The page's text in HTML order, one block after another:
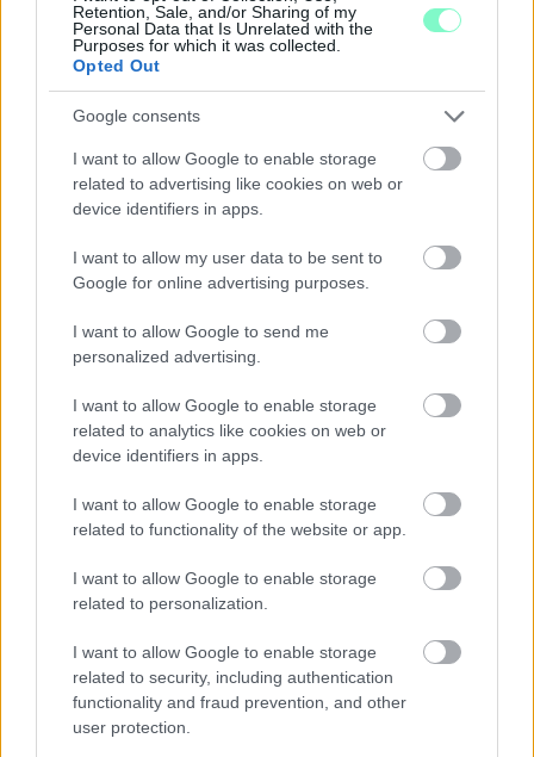
Retention, Sale, and/or Sharing of my
Personal Data that Is Unrelated with the
Purposes for which it was collected.
Opted Out
Google consents
I want to allow Google to enable storage
related to advertising like cookies on web or
device identifiers in apps.
I want to allow my user data to be sent to
Google for online advertising purposes.
I want to allow Google to send me
personalized advertising.
I want to allow Google to enable storage
related to analytics like cookies on web or
device identifiers in apps.
I want to allow Google to enable storage
related to functionality of the website or app.
I want to allow Google to enable storage
related to personalization.
I want to allow Google to enable storage
related to security, including authentication
functionality and fraud prevention, and other
user protection.
KÁNIKULA-AKTUÁL: MEGHOSSZABBÍTOTTÁK A
HŐSÉGRIASZTÁST, A KÖVETKEZŐ 48 ÓRA LEHET A
LEGKRITIKUSABB AZ ENERGIAELLÁTÁS
SZEMPONTJÁBÓL, DE AZ UTOLSÓ PAKSI TURBINA
A Védelmi Munkacsoport szerint egyelőre stabil az ország
villamosenergia-rendszere, de továbbra is takarékosságra kérik
FONTOS ÜZENET A HŐSÉGRIADÓ IDEJÉRE: A GYŐR
APPLIKÁCIÓ LETÖLTÉSÉRE BIZTATJA A